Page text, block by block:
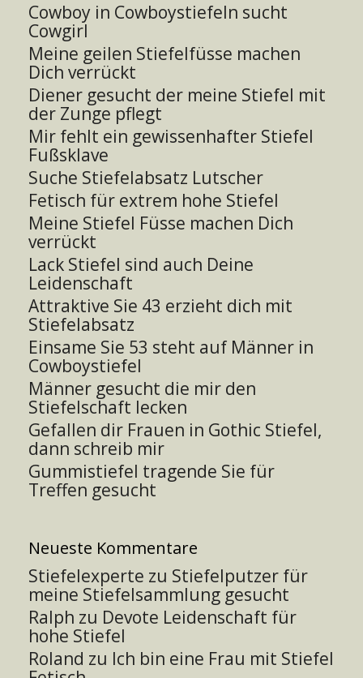
Cowboy in Cowboystiefeln sucht
Cowgirl
Meine geilen Stiefelfüsse machen
Dich verrückt
Diener gesucht der meine Stiefel mit
der Zunge pflegt
Mir fehlt ein gewissenhafter Stiefel
Fußsklave
Suche Stiefelabsatz Lutscher
Fetisch für extrem hohe Stiefel
Meine Stiefel Füsse machen Dich
verrückt
Lack Stiefel sind auch Deine
Leidenschaft
Attraktive Sie 43 erzieht dich mit
Stiefelabsatz
Einsame Sie 53 steht auf Männer in
Cowboystiefel
Männer gesucht die mir den
Stiefelschaft lecken
Gefallen dir Frauen in Gothic Stiefel,
dann schreib mir
Gummistiefel tragende Sie für
Treffen gesucht
Neueste Kommentare
Stiefelexperte zu Stiefelputzer für
meine Stiefelsammlung gesucht
Ralph zu Devote Leidenschaft für
hohe Stiefel
Roland zu Ich bin eine Frau mit Stiefel